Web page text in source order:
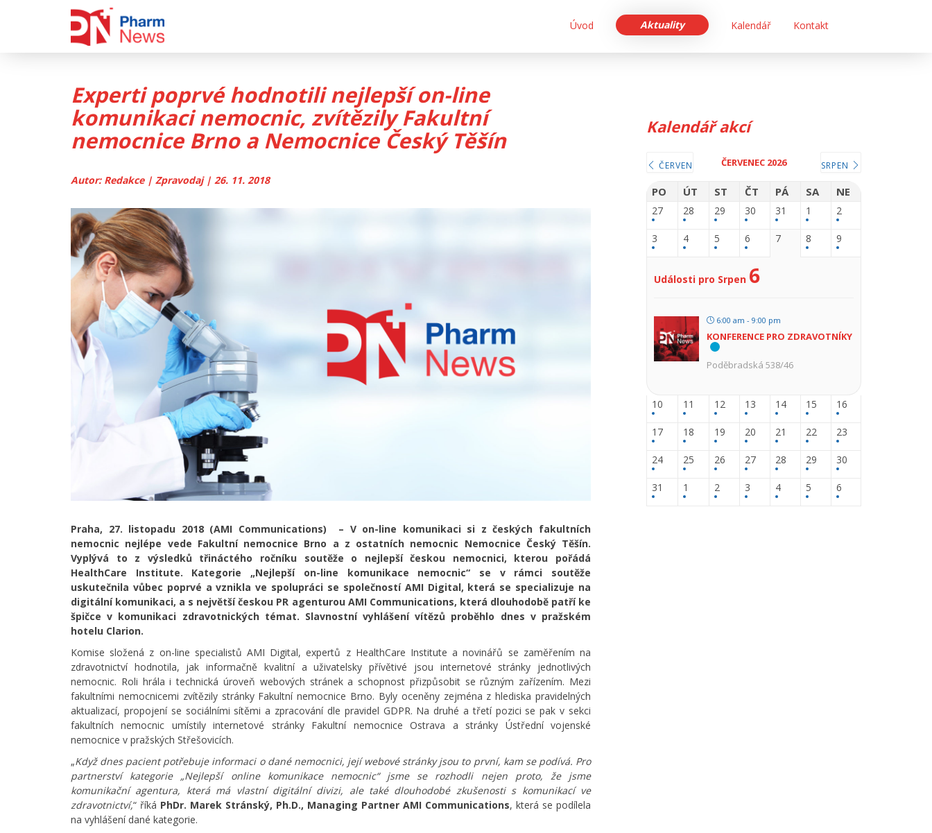
Úvod Aktuality Kalendář Kontakt
Experti poprvé hodnotili nejlepší on-line
komunikaci nemocnic, zvítězily Fakultní
nemocnice Brno a Nemocnice Český Těšín
Autor: Redakce | Zpravodaj | 26. 11. 2018
Praha, 27. listopadu 2018 (AMI Communications) – V on-line komunikaci si z českých fakultních
nemocnic nejlépe vede Fakultní nemocnice Brno a z ostatních nemocnic Nemocnice Český Těšín.
Vyplývá to z výsledků třináctého ročníku soutěže o nejlepší českou nemocnici, kterou pořádá
HealthCare Institute. Kategorie „Nejlepší on-line komunikace nemocnic“ se v rámci soutěže
uskutečnila vůbec poprvé a vznikla ve spolupráci se společností AMI Digital, která se specializuje na
digitální komunikaci, a s největší českou PR agenturou AMI Communications, která dlouhodobě patří ke
špičce v komunikaci zdravotnických témat. Slavnostní vyhlášení vítězů proběhlo dnes v pražském
hotelu Clarion.
Komise složená z on-line specialistů AMI Digital, expertů z HealthCare Institute a novinářů se zaměřením na
zdravotnictví hodnotila, jak informačně kvalitní a uživatelsky přívětivé jsou internetové stránky jednotlivých
nemocnic. Roli hrála i technická úroveň webových stránek a schopnost přizpůsobit se různým zařízením. Mezi
fakultními nemocnicemi zvítězily stránky Fakultní nemocnice Brno. Byly oceněny zejména z hlediska pravidelných
aktualizací, propojení se sociálními sítěmi a zpracování dle pravidel GDPR. Na druhé a třetí pozici se pak v sekci
fakultních nemocnic umístily internetové stránky Fakultní nemocnice Ostrava a stránky Ústřední vojenské
nemocnice v pražských Střešovicích.
„Když dnes pacient potřebuje informaci o dané nemocnici, její webové stránky jsou to první, kam se podívá. Pro
partnerství kategorie „Nejlepší online komunikace nemocnic“ jsme se rozhodli nejen proto, že jsme
komunikační agentura, která má vlastní digitální divizi, ale také dlouhodobé zkušenosti s komunikací ve
zdravotnictví,“ říká PhDr. Marek Stránský, Ph.D., Managing Partner AMI Communications, která se podílela
na vyhlášení dané kategorie.
Kalendář akcí
ČERVEN ČERVENEC 2026 SRPEN
PO ÚT ST ČT PÁ SA NE
27 28 29 30 31 1 2
3 4 5 6 7 8 9
Události pro Srpen 6
6:00 am - 9:00 pm
KONFERENCE PRO ZDRAVOTNÍKY
Poděbradská 538/46
10 11 12 13 14 15 16
17 18 19 20 21 22 23
24 25 26 27 28 29 30
31 1 2 3 4 5 6